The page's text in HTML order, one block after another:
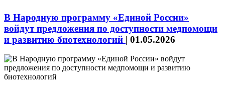
В Народную программу «Единой России»
войдут предложения по доступности медпомощи
и развитию биотехнологий | 01.05.2026